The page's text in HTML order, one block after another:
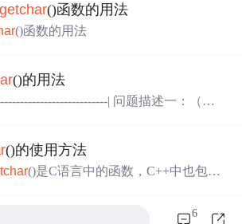
缓存区的一个字符(注意这里只读取
有多个字符，那么将会读取上一次被
算一个字符，输出时直接换行)。 来几
getchar()函数的用法
()函数的用法
()的用法
| 问题描述一：（分
非常简单，没什么特殊的。但是有时
()的使用方法
()是C语言中的函数，C++中也包含
6